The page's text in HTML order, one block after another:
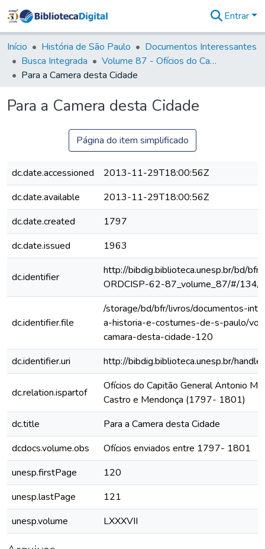
&
Coleções
Tudo na
Biblioteca
Estatísticas
Entrar
Início História de São Paulo
Documentos Interessantes
Busca Integrada
Volume 87 - Ofícios do Capitão General Antonio Manoel de Melo Castro e Mendonça (1797- 1801)
Para a Camera desta Cidade
Para a Camera desta Cidade
Página do item simplificado
dc.date.accessioned
2013-11-29T18:00:56Z
dc.date.available
2013-11-29T18:00:56Z
dc.date.created
1797
dc.date.issued
1963
dc.identifier
http://bibdig.biblioteca.unesp.br/bd/
ORDCISP-62-87_volume_87/#/134/
dc.identifier.file
/storage/bd/bfr/livros/documentos-
a-historia-e-costumes-de-s-paulo/
camara-desta-cidade-120
dc.identifier.uri
http://bibdig.biblioteca.unesp.br/
dc.relation.ispartof
Ofícios do Capitão General Antonio
Castro e Mendonça (1797- 1801)
dc.title
Para a Camera desta Cidade
dcdocs.volume.obs
Ofícios enviados entre 1797- 1801
unesp.firstPage
120
unesp.lastPage
121
unesp.volume
LXXXVII